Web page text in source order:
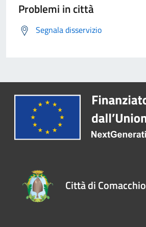
Problemi in città
Segnala disservizio
Città di Comacchio